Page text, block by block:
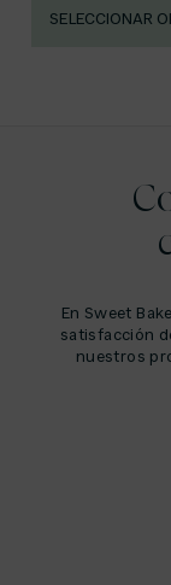
SELECCIONAR
En Sweet
satisfacción
nuestros